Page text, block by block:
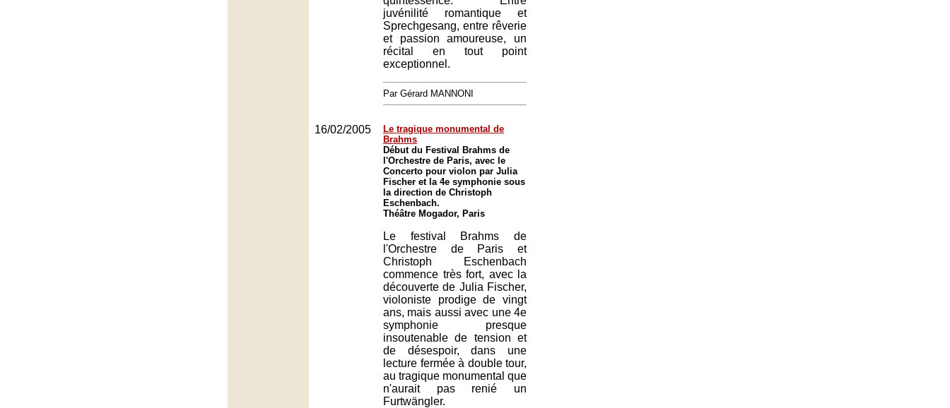
juvénilité romantique et
Sprechgesang, entre rêverie
et passion amoureuse, un
récital en tout point
exceptionnel.
Par Gérard MANNONI
16/02/2005
Le tragique monumental de
Brahms
Début du Festival Brahms de
l'Orchestre de Paris, avec le
Concerto pour violon par Julia
Fischer et la 4e symphonie sous
la direction de Christoph
Eschenbach.
Théâtre Mogador, Paris
Le festival Brahms de
l'Orchestre de Paris et
Christoph Eschenbach
commence très fort, avec la
découverte de Julia Fischer,
violoniste prodige de vingt
ans, mais aussi avec une 4e
symphonie presque
insoutenable de tension et
de désespoir, dans une
lecture fermée à double tour,
au tragique monumental que
n'aurait pas renié un
Furtwängler.